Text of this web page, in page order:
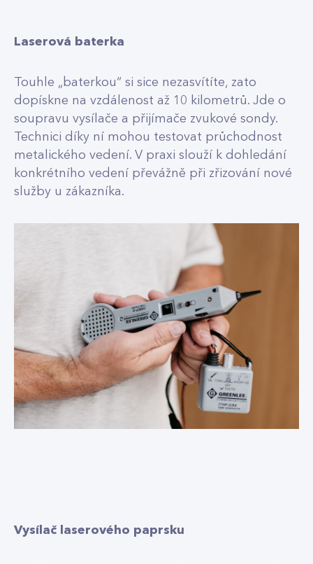
Laserová baterka
Touhle „baterkou“ si sice nezasvítíte, zato
dopískne na vzdálenost až 10 kilometrů. Jde o
soupravu vysílače a přijímače zvukové sondy.
Technici díky ní mohou testovat průchodnost
metalického vedení. V praxi slouží k dohledání
konkrétního vedení převážně při zřizování nové
služby u zákazníka.
Vysílač laserového paprsku